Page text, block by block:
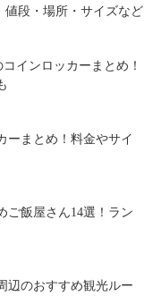
段・場所・サイズなど
インロッカーまとめ！
ーまとめ！料金やサイ
ご飯屋さん14選！ラン
辺のおすすめ観光ルー